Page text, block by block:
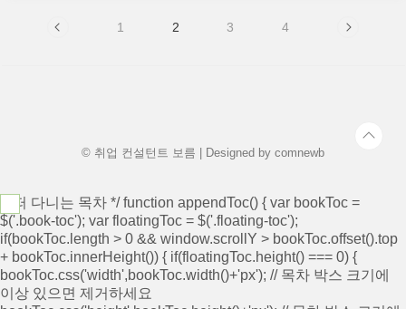
"안심전세앱" 그리고, (주)안심집사에서 만든
1 2 3 4
© 취업 컨설턴트 보름 | Designed by comnewb
/* 떠 다니는 목차 */ function appendToc() { var bookToc =
$('.book-toc'); var floatingToc = $('.floating-toc');
if(bookToc.length > 0 && window.scrollY > bookToc.offset().top
+ bookToc.innerHeight()) { if(floatingToc.height() === 0) {
bookToc.css('width',bookToc.width()+'px'); // 목차 박스 크기에
이상 있으면 제거하세요